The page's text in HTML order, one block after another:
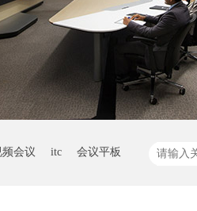
会议 itc 会议平板